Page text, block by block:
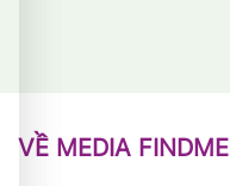
VỀ MEDIA FINDME